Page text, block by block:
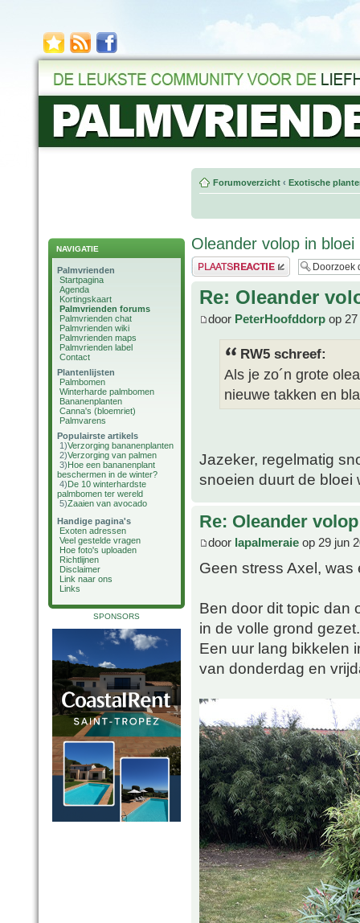
NAVIGATIE
Palmvrienden
Startpagina
Agenda
Kortingskaart
Palmvrienden forums
Palmvrienden chat
Palmvrienden wiki
Palmvrienden maps
Palmvrienden label
Contact
Plantenlijsten
Palmbomen
Winterharde palmbomen
Bananenplanten
Canna's (bloemriet)
Palmvarens
Populairste artikels
1)Verzorging bananenplanten
2)Verzorging van palmen
3)Hoe een bananenplant
beschermen in de winter?
4)De 10 winterhardste
palmbomen ter wereld
5)Zaaien van avocado
Handige pagina's
Exoten adressen
Veel gestelde vragen
Hoe foto's uploaden
Richtlijnen
Disclaimer
Link naar ons
Links
SPONSORS
Forumoverzicht ‹ Exotische
Oleander volop in bloei
Plaats een reactie
Re: Oleander
door PeterHoofddorp op
RW5 schreef:
Als je zo´n grote
nieuwe takken en
Jazeker, regelmatig
snoeien duurt de bloei
Re: Oleander
door lapalmeraie op 29 jun
Geen stress Axel,
Ben door dit topic dan
in de volle grond gezet.
Een uur lang bikkelen
van donderdag en